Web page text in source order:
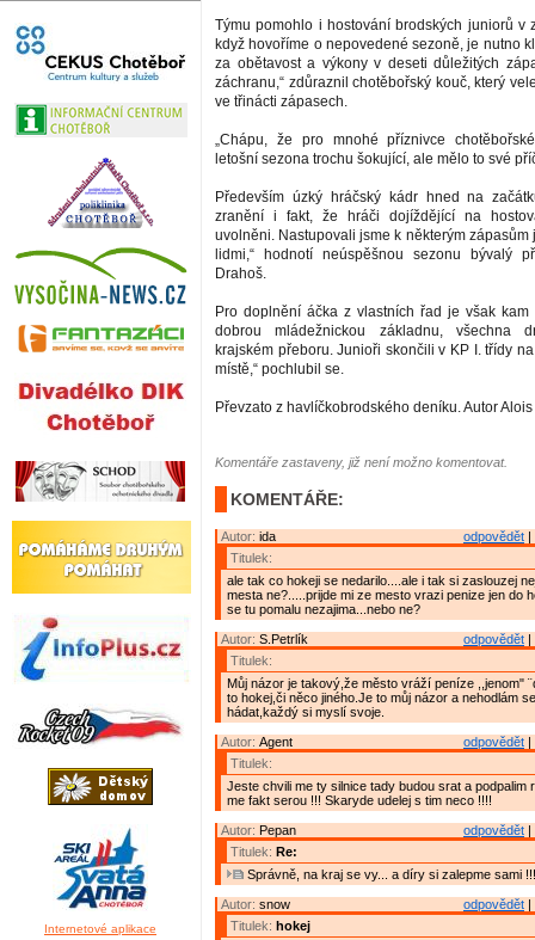
Internetové aplikace
Týmu pomohlo i hostování brodských juniorů v
když hovoříme o nepovedené sezoně, je nutno
za obětavost a výkony v deseti důležitých
záchranu,“ zdůraznil chotěbořský kouč, který
ve třinácti zápasech.
„Chápu, že pro mnohé příznivce
letošní sezona trochu šokující, ale mělo to své
Především úzký hráčský kádr hned na
zranění i fakt, že hráči dojíždějící na
uvolněni. Nastupovali jsme k některým zápasům
lidmi,“ hodnotí neúspěšnou sezonu bývalý
Drahoš.
Pro doplnění áčka z vlastních řad je však kam
dobrou mládežnickou základnu, všechna
krajském přeboru. Junioři skončili v KP I. třídy
místě,“ pochlubil se.
Převzato z havlíčkobrodského deníku. Autor
Komentáře zastaveny, již není možno komentovat.
KOMENTÁŘE:
odpovědět |
Autor: ida
Titulek:
ale tak co hokeji se nedarilo....ale i tak si zaslouzej
mesta ne?.....prijde mi ze mesto vrazi penize jen do
se tu pomalu nezajima...nebo ne?
odpovědět |
Autor: S.Petrlík
Titulek:
Můj názor je takový,že město vráží peníze ,,jenom"
to hokej,či něco jiného.Je to můj názor a nehodlám
hádat,každý si myslí svoje.
odpovědět |
Autor: Agent
Titulek:
Jeste chvili me ty silnice tady budou srat a podpalim
me fakt serou !!! Skaryde udelej s tim neco !!!!
odpovědět |
Autor: Pepan
Titulek: Re:
Správně, na kraj se vy... a díry si zalepme sami !!!
odpovědět |
Autor: snow
Titulek: hokej